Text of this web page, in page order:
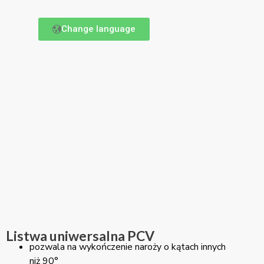
Change language
Listwa uniwersalna PCV
pozwala na wykończenie naroży o kątach innych
niż 90°